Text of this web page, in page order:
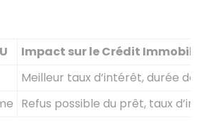
Impact sur le Crédit
Meilleur taux d’intérêt, durée
Refus possible du prêt, taux